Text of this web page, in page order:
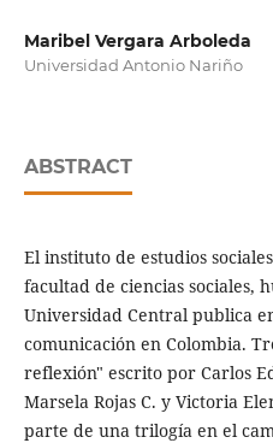
Maribel Vergara Arboleda
Universidad Antonio Nariño
ABSTRACT
El instituto de estudios
facultad de ciencias sociales,
Universidad Central publica
comunicación en Colombia.
reflexión" escrito por Carlos
Marsela Rojas C. y Victoria
parte de una trilogía en el